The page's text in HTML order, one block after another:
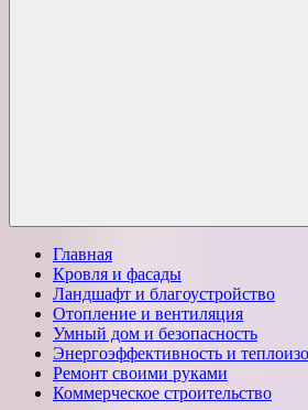
Главная
Кровля и фасады
Ландшафт и благоустройство
Отопление и вентиляция
Умный дом и безопасность
Энергоэффективность и
Ремонт своими руками
Коммерческое строительство